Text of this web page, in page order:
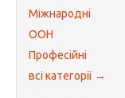
Міжнародні
ООН
Професійні
всі категорії →